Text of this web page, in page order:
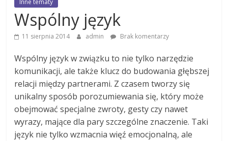
Inne tematy
Wspólny język
11 sierpnia 2014 admin Brak komentarzy
Wspólny język w związku to nie tylko narzędzie
komunikacji, ale także klucz do budowania głębszej
relacji między partnerami. Z czasem tworzy się
unikalny sposób porozumiewania się, który może
obejmować specjalne zwroty, gesty czy nawet
wyrazy, mające dla pary szczególne znaczenie. Taki
język nie tylko wzmacnia więź emocjonalną, ale